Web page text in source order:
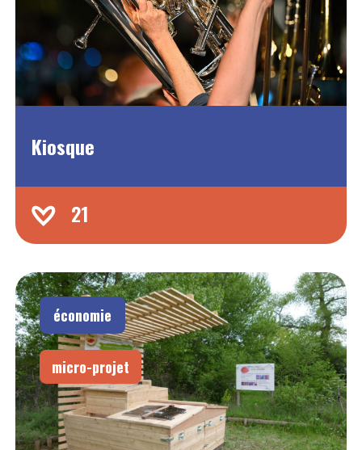
Kiosque
21
économie
micro-projet